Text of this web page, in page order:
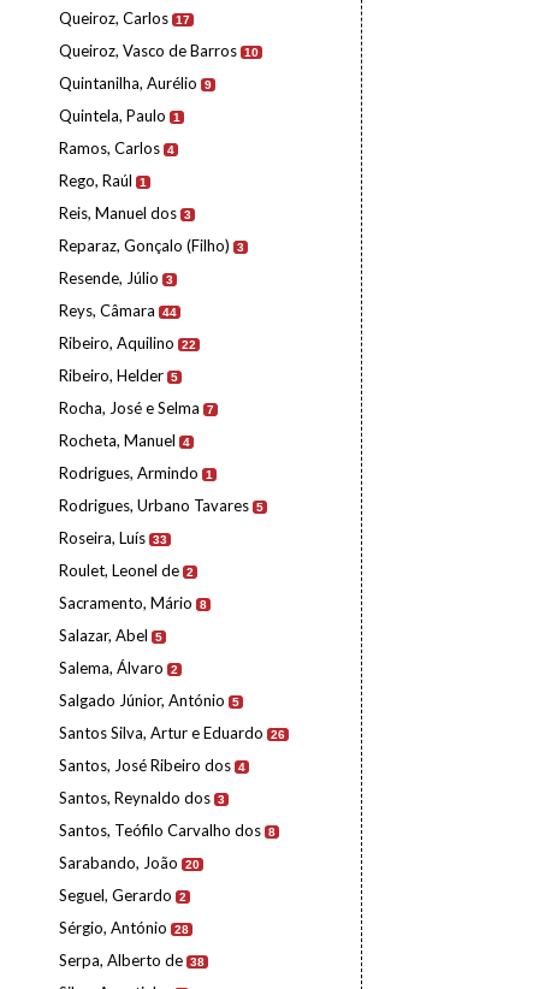
Queiroz, Carlos 17
Queiroz, Vasco de Barros 10
Quintanilha, Aurélio 9
Quintela, Paulo 1
Ramos, Carlos 4
Rego, Raúl 1
Reis, Manuel dos 3
Reparaz, Gonçalo (Filho) 3
Resende, Júlio 3
Reys, Câmara 44
Ribeiro, Aquilino 22
Ribeiro, Helder 5
Rocha, José e Selma 7
Rocheta, Manuel 4
Rodrigues, Armindo 1
Rodrigues, Urbano Tavares 5
Roseira, Luís 33
Roulet, Leonel de 2
Sacramento, Mário 8
Salazar, Abel 5
Salema, Álvaro 2
Salgado Júnior, António 5
Santos Silva, Artur e Eduardo 26
Santos, José Ribeiro dos 4
Santos, Reynaldo dos 3
Santos, Teófilo Carvalho dos 8
Sarabando, João 20
Seguel, Gerardo 2
Sérgio, António 28
Serpa, Alberto de 38